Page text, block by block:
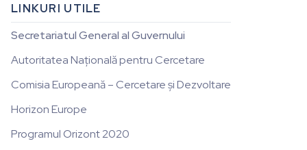
LINKURI UTILE
Secretariatul General al Guvernului
Autoritatea Națională pentru Cercetare
Comisia Europeană – Cercetare și Dezvoltare
Horizon Europe
Programul Orizont 2020